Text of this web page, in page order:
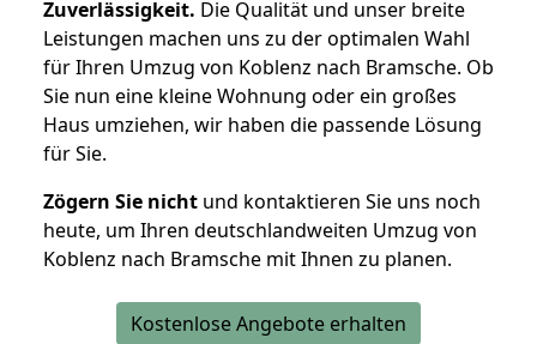
Zuverlässigkeit. Die Qualität und unser breite
Leistungen machen uns zu der optimalen Wahl
für Ihren Umzug von Koblenz nach Bramsche. Ob
Sie nun eine kleine Wohnung oder ein großes
Haus umziehen, wir haben die passende Lösung
für Sie.
Zögern Sie nicht und kontaktieren Sie uns noch
heute, um Ihren deutschlandweiten Umzug von
Koblenz nach Bramsche mit Ihnen zu planen.
Kostenlose Angebote erhalten